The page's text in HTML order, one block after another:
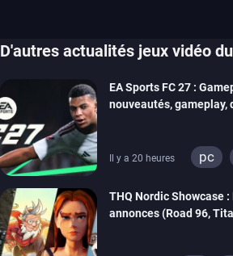
D'autres actualités jeux vidéo
EA Sports FC 27 :
nouveautés, gameplay,
Il y a 20 heures pc
THQ Nordic Showcase
annonces (Road 96,